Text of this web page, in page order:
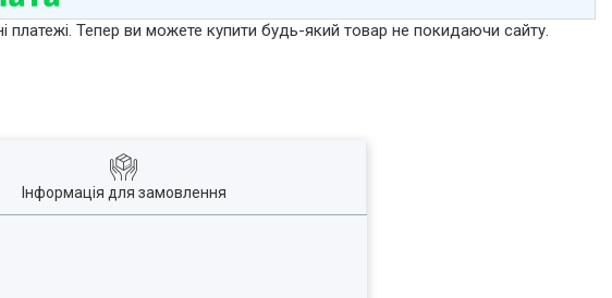
платежі. Тепер ви можете купити будь-який товар не покидаючи сайту.
Інформація для замовлення